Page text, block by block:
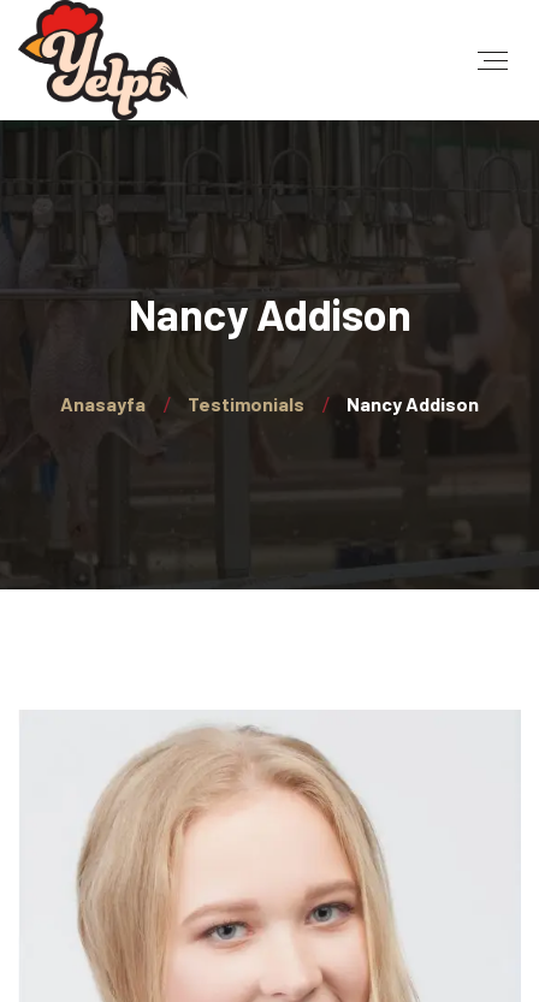
Nancy Addison
Anasayfa Testimonials Nancy Addison